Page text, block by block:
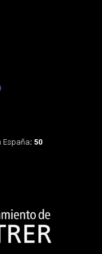
España: 50